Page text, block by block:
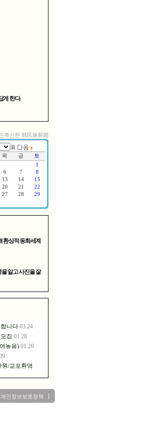
한국서..
대천원
을 하고..
파이
게 한다.
족신문 韩民族新闻
환상적 동화세계
을 알고 사진을 잘
개인정보보호정책 l